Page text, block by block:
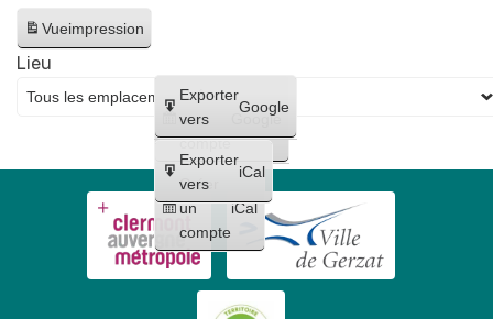
Vueimpression
Créer
un
compte
Google
Créer
un
compte
iCal
Exporter
vers
Google
Exporter
vers
iCal
Lieu